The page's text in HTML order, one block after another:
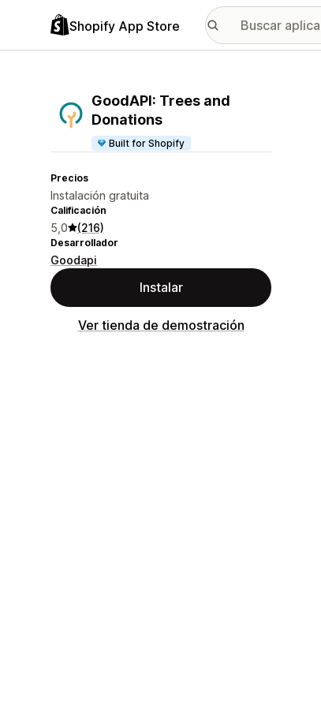
Shopify App Store
GoodAPI: Trees and
Donations
Built for Shopify
Precios
Instalación gratuita
Calificación
5,0 (216)
Desarrollador
Goodapi
Instalar
Ver tienda de demostración